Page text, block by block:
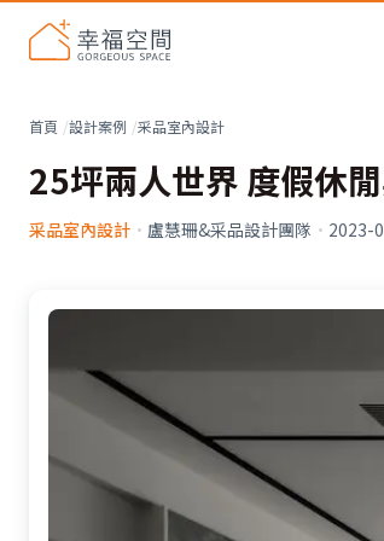
首頁 設計案例 采品室內設計
25坪兩人世界 度假休
采品室內設計 · 盧慧珊&采品設計團隊 · 2023-